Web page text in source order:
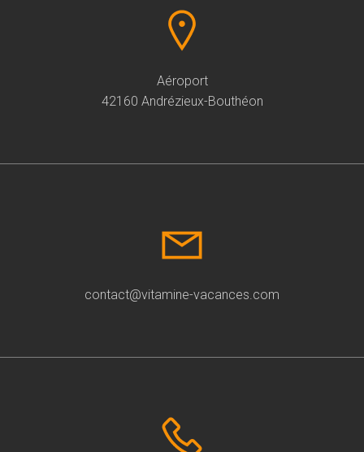
Aéroport
42160 Andrézieux-Bouthéon
contact@vitamine-vacances.com